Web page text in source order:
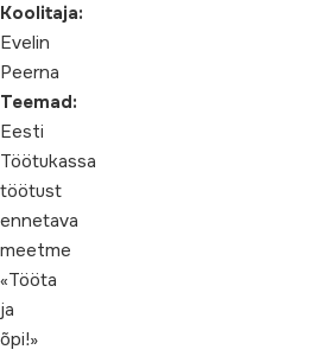
Koolitaja:
Evelin
Peerna
Teemad:
Eesti
Töötukassa
töötust
ennetava
meetme
«Tööta
ja
õpi!»